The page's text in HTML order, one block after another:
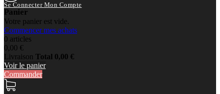
Se Connecter Mon Compte
Panier
Votre panier est vide.
Commencer mes achats
0 articles
0,00 €
Livraison Total 0,00 €
Voir le panier
Commander